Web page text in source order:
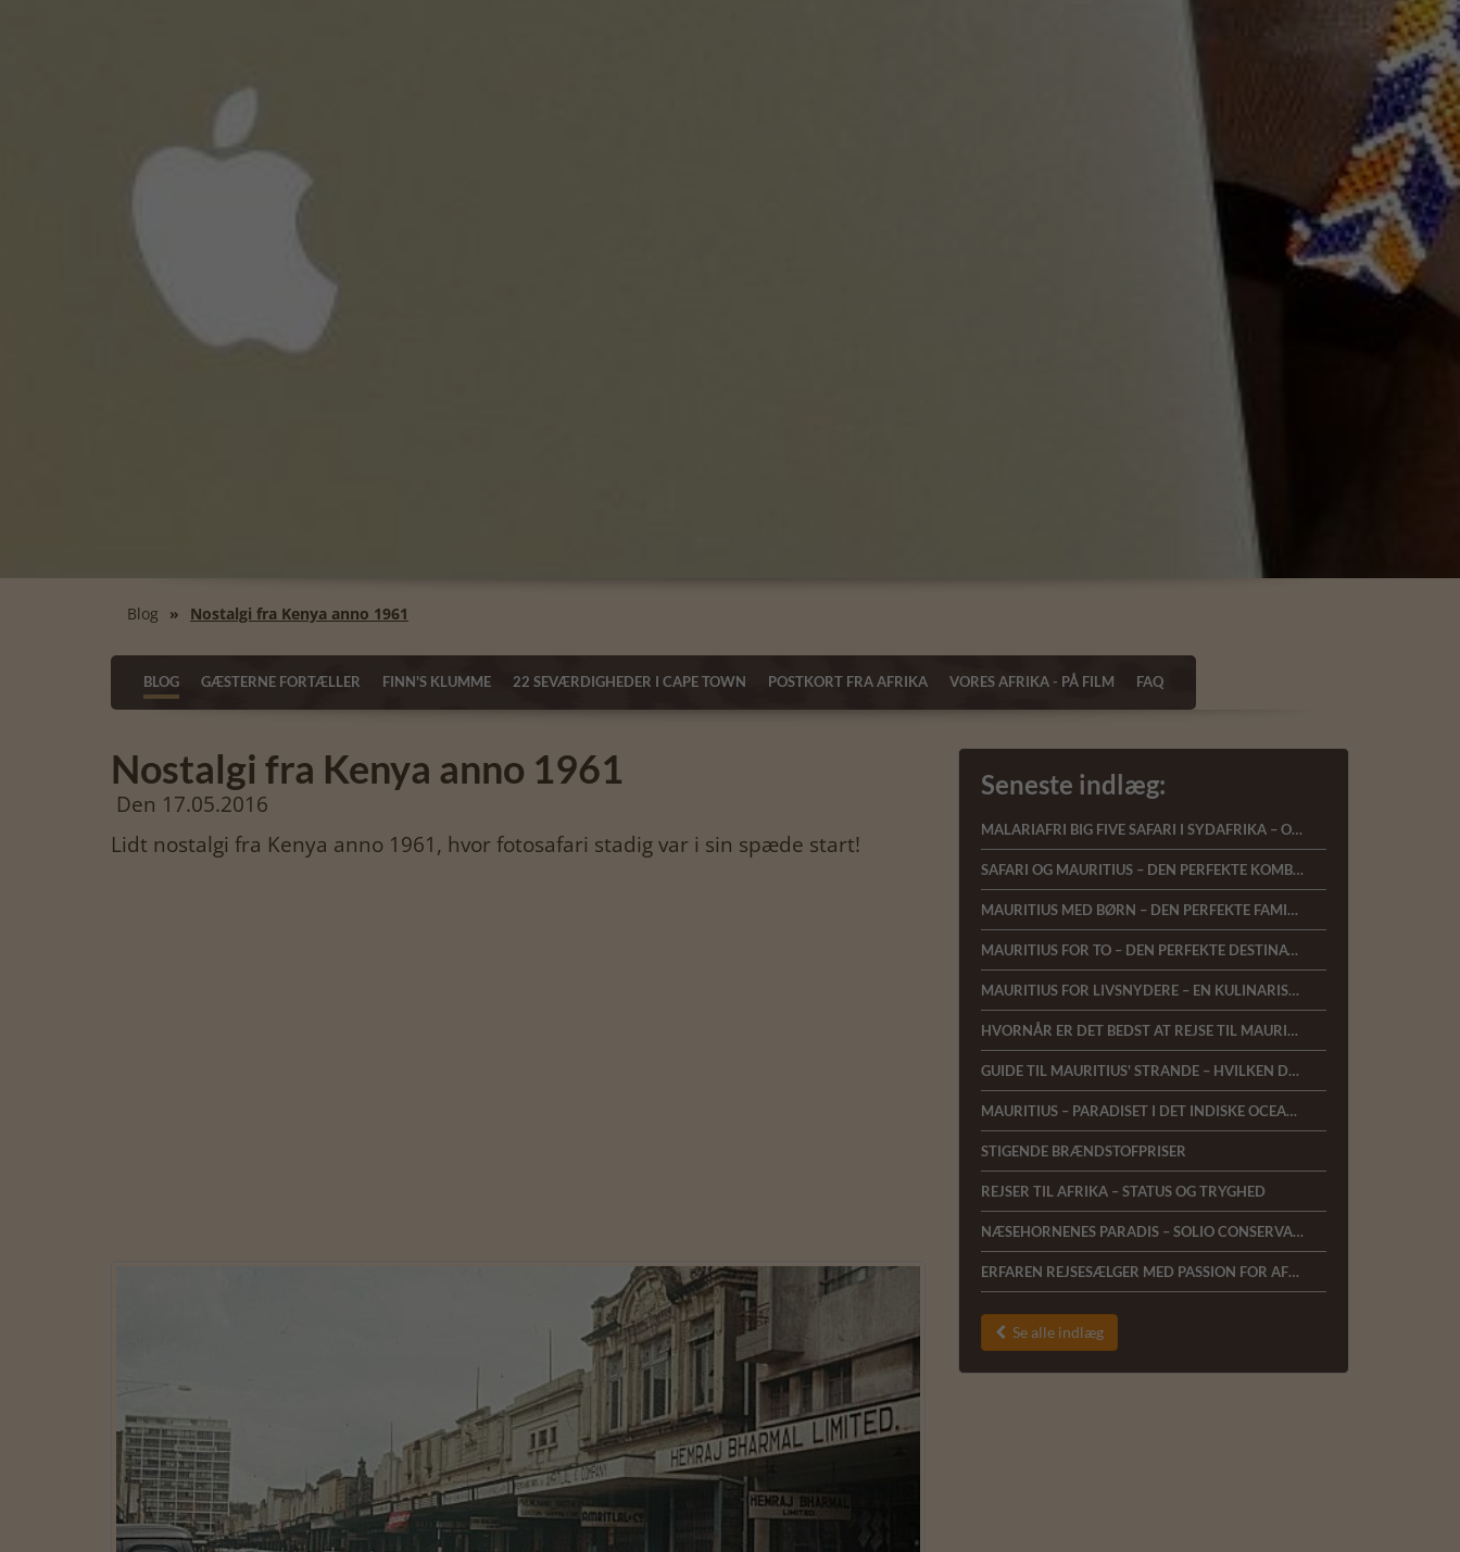
Blog Nostalgi fra Kenya anno 1961
BLOG GÆSTERNE FORTÆLLER FINN'S KLUMME 22 SEVÆRDIGHEDER I CAPE TOWN POSTKORT FRA AFRIKA VORES AFRIKA - PÅ FILM FAQ
Nostalgi fra Kenya anno 1961
Den 17.05.2016
Lidt nostalgi fra Kenya anno 1961, hvor fotosafari stadig var i sin spæde start!
Seneste indlæg:
MALARIAFRI BIG FIVE SAFARI I SYDAFRIKA – OPLEV AFRIKAS VILDE NATUR MED KOMFORT OG NÆRVÆR
SAFARI OG MAURITIUS – DEN PERFEKTE KOMBINATIONSREJSE
MAURITIUS MED BØRN – DEN PERFEKTE FAMILIEFERIE I DET INDISKE OCEAN
MAURITIUS FOR TO – DEN PERFEKTE DESTINATION TIL BRYLLUPSREJSER OG ROMANTISKE FERIER
MAURITIUS FOR LIVSNYDERE – EN KULINARISK REJSE GENNEM DET INDISKE OCEAN
HVORNÅR ER DET BEDST AT REJSE TIL MAURITIUS?
GUIDE TIL MAURITIUS' STRANDE – HVILKEN DEL AF ØEN PASSER BEDST TIL DIG?
MAURITIUS – PARADISET I DET INDISKE OCEAN ER LANDET HOS AFRICA TOURS
STIGENDE BRÆNDSTOFPRISER
REJSER TIL AFRIKA – STATUS OG TRYGHED
NÆSEHORNENES PARADIS – SOLIO CONSERVANCY
ERFAREN REJSESÆLGER MED PASSION FOR AFRIKA SØGES TIL AFRICA TOURS I HERNING
 Se alle indlæg